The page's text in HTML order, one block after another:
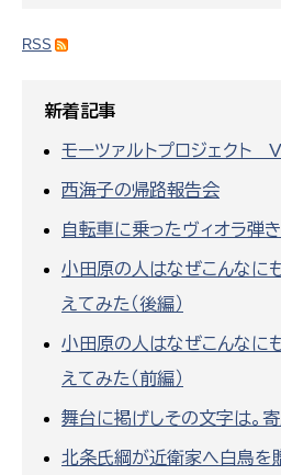
RSS
新着記事
モーツァルトプロジェクト
西海子の帰路報告会
自転車に乗ったヴィオラ弾き
小田原の人はなぜこんなに
えてみた（後編）
小田原の人はなぜこんなに
えてみた（前編）
舞台に掲げしその文字は。寄
北条氏綱が近衛家へ白鳥を